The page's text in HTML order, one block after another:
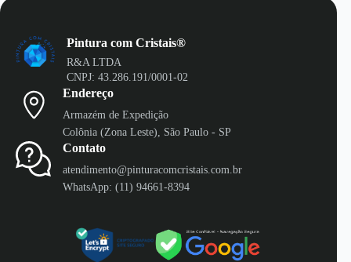
Pintura com Cristais®
R&A LTDA
CNPJ: 43.286.191/0001-02
Endereço
Armazém de Expedição
Colônia (Zona Leste), São Paulo - SP
Contato
atendimento@pinturacomcristais.com.br
WhatsApp: (11) 94661-8394